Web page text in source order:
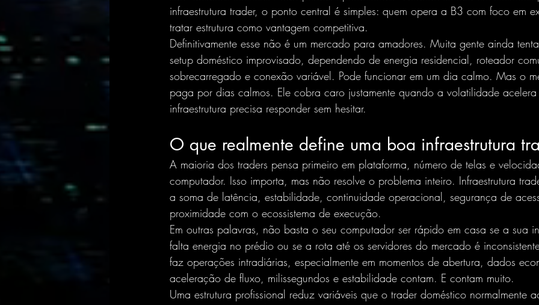
infraestrutura trader, o ponto central é simples: quem opera a B3 com foco em
tratar estrutura como vantagem competitiva.
Definitivamente esse não é um mercado para amadores. Muita gente ainda
setup doméstico improvisado, dependendo de energia residencial, roteador
sobrecarregado e conexão variável. Pode funcionar em um dia calmo. Mas o
paga por dias calmos. Ele cobra caro justamente quando a volatilidade
infraestrutura precisa responder sem hesitar.
O que realmente define uma boa infraestrutura
A maioria dos traders pensa primeiro em plataforma, número de telas e
computador. Isso importa, mas não resolve o problema inteiro. Infraestrutura
a soma de latência, estabilidade, continuidade operacional, segurança de
proximidade com o ecossistema de execução.
Em outras palavras, não basta o seu computador ser rápido em casa se a sua
falta energia no prédio ou se a rota até os servidores do mercado é
faz operações intradiárias, especialmente em momentos de abertura, dados
aceleração de fluxo, milissegundos e estabilidade contam. E contam muito.
Uma estrutura profissional reduz variáveis que o trader doméstico normalmente